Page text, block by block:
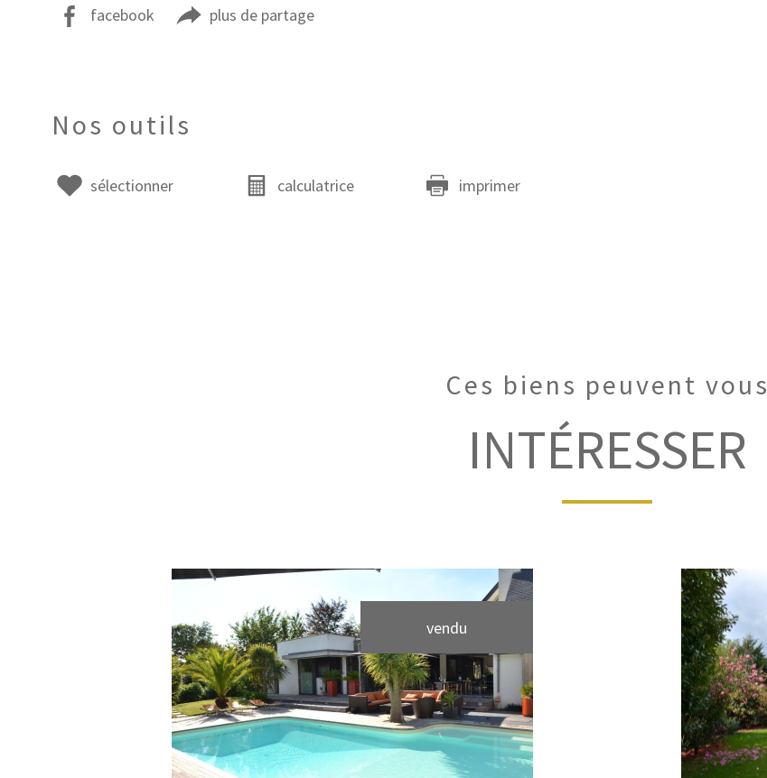
facebook plus de partage
Nos outils
sélectionner calculatrice imprimer
Ces biens peuvent vous
INTÉRESSER
vendu
voir le bien